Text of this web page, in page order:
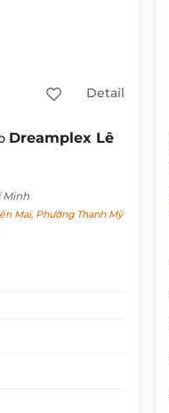
Detail
Dreamplex Lê
Minh
Mai, Phường Thạnh Mỹ